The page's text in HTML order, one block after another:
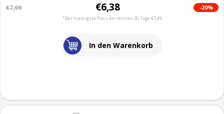
€7,99 €6,38 -20%
*Der niedrigste Preis der letzten 30 Tage €7,99
In den Warenkorb